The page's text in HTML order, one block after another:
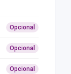
Opcional
Opcional
Opcional